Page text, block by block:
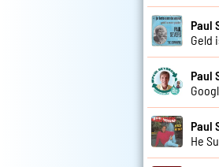
Paul
Geld
Paul
Paul
He